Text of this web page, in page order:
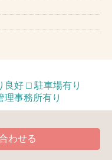
好 □ 駐車場有り
理事務所有り
わせる